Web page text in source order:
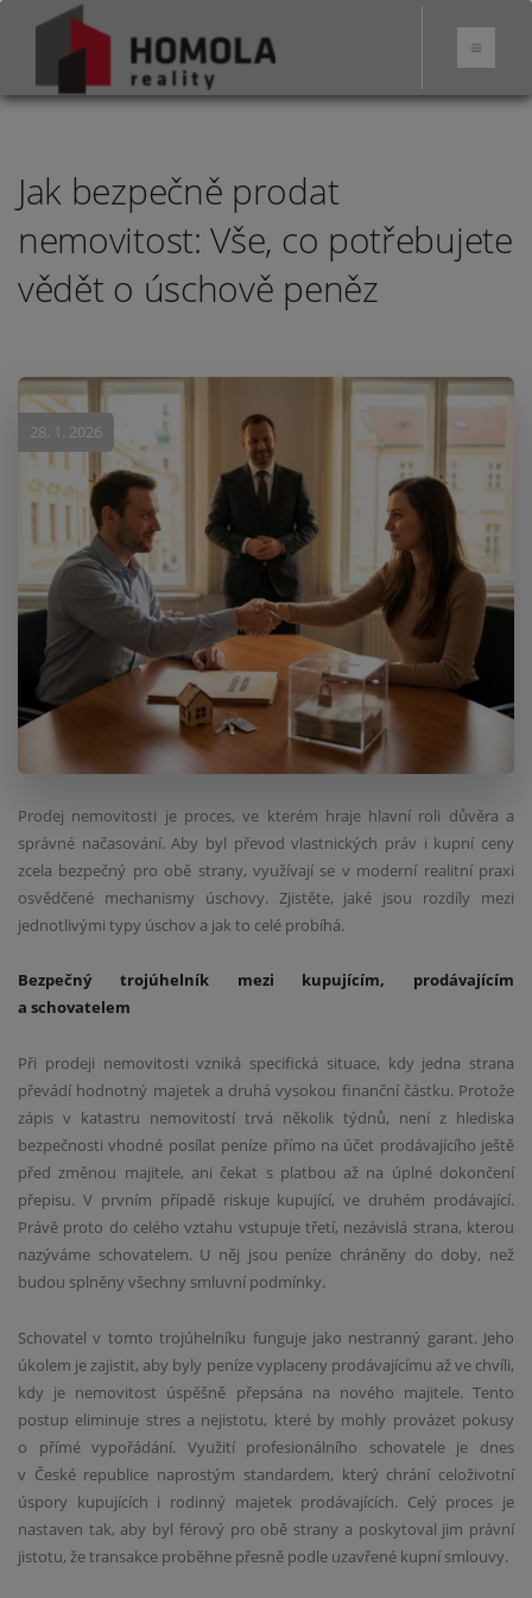
Jak bezpečně prodat
nemovitost: Vše, co potřebujete
vědět o úschově peněz
28. 1. 2026
Prodej nemovitosti je proces, ve kterém hraje hlavní roli důvěra a
správné načasování. Aby byl převod vlastnických práv i kupní ceny
zcela bezpečný pro obě strany, využívají se v moderní realitní praxi
osvědčené mechanismy úschovy. Zjistěte, jaké jsou rozdíly mezi
jednotlivými typy úschov a jak to celé probíhá.
Bezpečný trojúhelník mezi kupujícím, prodávajícím
a schovatelem
Při prodeji nemovitosti vzniká specifická situace, kdy jedna strana
převádí hodnotný majetek a druhá vysokou finanční částku. Protože
zápis v katastru nemovitostí trvá několik týdnů, není z hlediska
bezpečnosti vhodné posílat peníze přímo na účet prodávajícího ještě
před změnou majitele, ani čekat s platbou až na úplné dokončení
přepisu. V prvním případě riskuje kupující, ve druhém prodávající.
Právě proto do celého vztahu vstupuje třetí, nezávislá strana, kterou
nazýváme schovatelem. U něj jsou peníze chráněny do doby, než
budou splněny všechny smluvní podmínky.
Schovatel v tomto trojúhelníku funguje jako nestranný garant. Jeho
úkolem je zajistit, aby byly peníze vyplaceny prodávajícímu až ve chvíli,
kdy je nemovitost úspěšně přepsána na nového majitele. Tento
postup eliminuje stres a nejistotu, které by mohly provázet pokusy
o přímé vypořádání. Využití profesionálního schovatele je dnes
v České republice naprostým standardem, který chrání celoživotní
úspory kupujících i rodinný majetek prodávajících. Celý proces je
nastaven tak, aby byl férový pro obě strany a poskytoval jim právní
jistotu, že transakce proběhne přesně podle uzavřené kupní smlouvy.